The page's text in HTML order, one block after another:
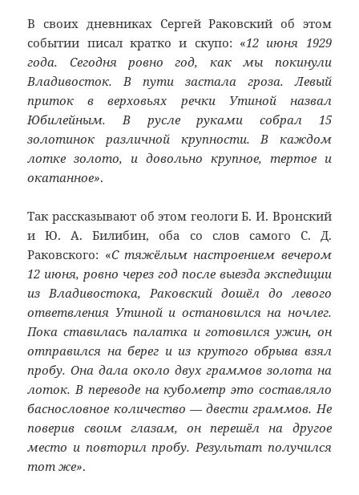
В своих дневниках Сергей Раковский об этом
событии писал кратко и скупо: «12 июня 1929
года. Сегодня ровно год, как мы покинули
Владивосток. В пути застала гроза. Левый
приток в верховьях речки Утиной назвал
Юбилейным. В русле руками собрал 15
золотинок различной крупности. В каждом
лотке золото, и довольно крупное, тертое и
окатанное».
Так рассказывают об этом геологи Б. И. Вронский
и Ю. А. Билибин, оба со слов самого С. Д.
Раковского: «С тяжёлым настроением вечером
12 июня, ровно через год после выезда экспедиции
из Владивостока, Раковский дошёл до левого
ответвления Утиной и остановился на ночлег.
Пока ставилась палатка и готовился ужин, он
отправился на берег и из крутого обрыва взял
пробу. Она дала около двух граммов золота на
лоток. В переводе на кубометр это составляло
баснословное количество — двести граммов. Не
поверив своим глазам, он перешёл на другое
место и повторил пробу. Результат получился
тот же».